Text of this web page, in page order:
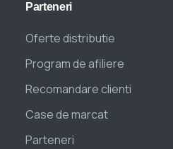
Parteneri
Oferte distributie
Program de afiliere
Recomandare clienti
Case de marcat
Parteneri